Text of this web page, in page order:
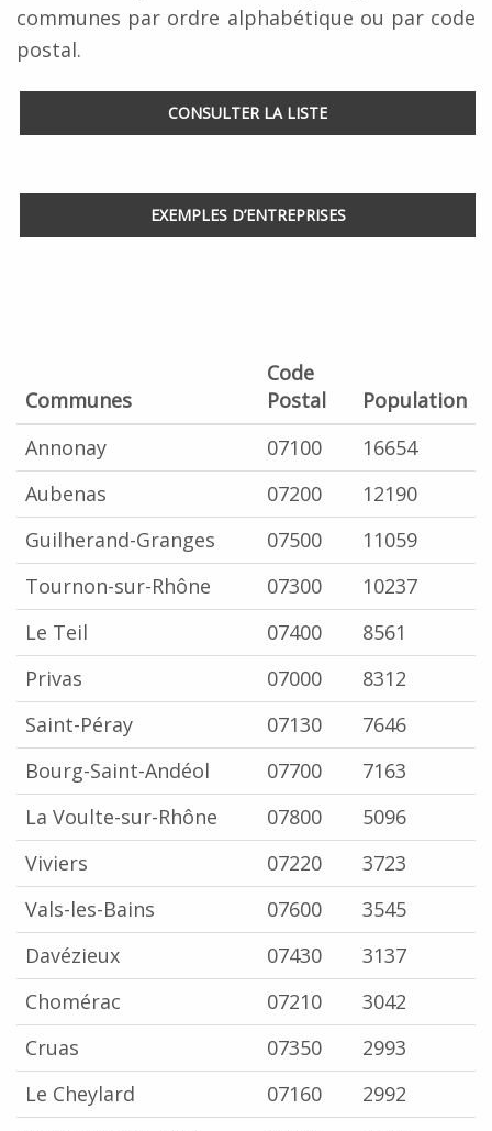
communes par ordre alphabétique ou par code
postal.
CONSULTER LA LISTE
EXEMPLES D’ENTREPRISES
Communes
Code
Postal
Population
Annonay
07100
16654
Aubenas
07200
12190
Guilherand-Granges
07500
11059
Tournon-sur-Rhône
07300
10237
Le Teil
07400
8561
Privas
07000
8312
Saint-Péray
07130
7646
Bourg-Saint-Andéol
07700
7163
La Voulte-sur-Rhône
07800
5096
Viviers
07220
3723
Vals-les-Bains
07600
3545
Davézieux
07430
3137
Chomérac
07210
3042
Cruas
07350
2993
Le Cheylard
07160
2992